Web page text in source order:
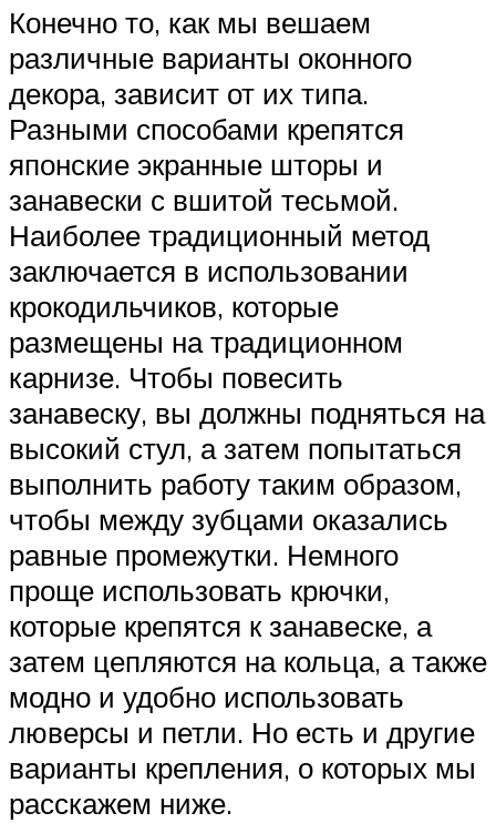
Конечно то, как мы вешаем
различные варианты оконного
декора, зависит от их типа.
Разными способами крепятся
японские экранные шторы и
занавески с вшитой тесьмой.
Наиболее традиционный метод
заключается в использовании
крокодильчиков, которые
размещены на традиционном
карнизе. Чтобы повесить
занавеску, вы должны подняться на
высокий стул, а затем попытаться
выполнить работу таким образом,
чтобы между зубцами оказались
равные промежутки. Немного
проще использовать крючки,
которые крепятся к занавеске, а
затем цепляются на кольца, а также
модно и удобно использовать
люверсы и петли. Но есть и другие
варианты крепления, о которых мы
расскажем ниже.